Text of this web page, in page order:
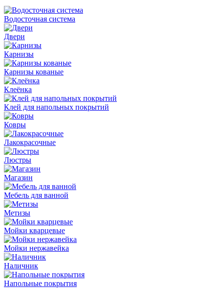
Водосточная система
Двери
Карнизы
Карнизы кованые
Клеёнка
Клей для напольных покрытий
Ковры
Лакокрасочные
Люстры
Магазин
Мебель для ванной
Метизы
Мойки кварцевые
Мойки нержавейка
Наличник
Напольные покрытия